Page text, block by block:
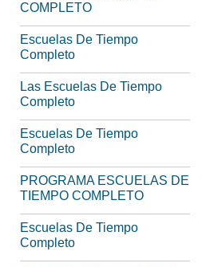
COMPLETO
Escuelas De Tiempo
Completo
Las Escuelas De Tiempo
Completo
Escuelas De Tiempo
Completo
PROGRAMA ESCUELAS DE
TIEMPO COMPLETO
Escuelas De Tiempo
Completo